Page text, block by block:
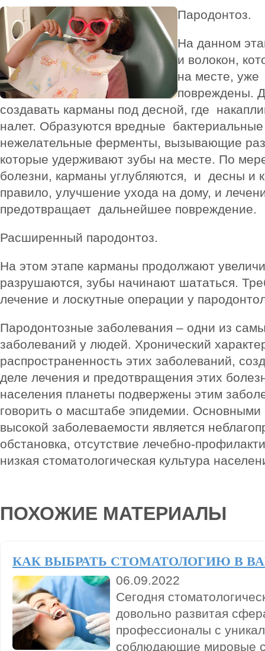
Пародонтоз.
На данном
и волокон,
на месте,
повреждены.
создавать карманы под десной, где
налет. Образуются вредные
нежелательные ферменты, вызывающие
которые удерживают зубы на месте. По
болезни, карманы углубляются, и десны и
правило, улучшение ухода на дому, и
предотвращает дальнейшее повреждение.
Расширенный пародонтоз.
На этом этапе карманы продолжают
разрушаются, зубы начинают шататься.
лечение и лоскутные операции у
Пародонтозные заболевания – одни из
заболеваний у людей. Хронический
распространенность этих заболеваний,
деле лечения и предотвращения этих
населения планеты подвержены этим
говорить о масштабе эпидемии. Основными
высокой заболеваемости является
обстановка, отсутствие лечебно-
низкая стоматологическая культура
ПОХОЖИЕ МАТЕРИАЛЫ
КАК ВЫБРАТЬ СТОМАТОЛОГИЮ В
06.09.2022
Сегодня
довольно развитая
профессионалы с
соблюдающие мировые